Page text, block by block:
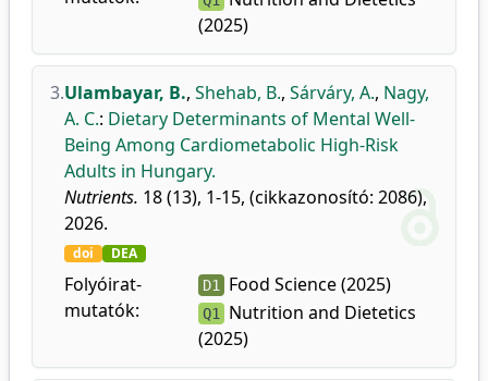
(2025)
3.Ulambayar, B., Shehab, B., Sárváry, A., Nagy,
A. C.: Dietary Determinants of Mental Well-
Being Among Cardiometabolic High-Risk
Adults in Hungary.
Nutrients. 18 (13), 1-15, (cikkazonosító: 2086),
2026.
doi DEA
Folyóirat-
mutatók:
D1 Food Science (2025)
Q1
Nutrition and Dietetics
(2025)